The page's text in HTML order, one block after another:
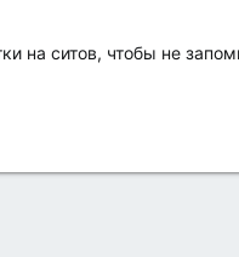
на ситов, чтобы не